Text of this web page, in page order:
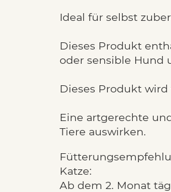
Ideal für selbst
Dieses Produkt
oder sensible Hund
Dieses Produkt
Eine artgerechte
Tiere auswirken.
Katze:
Ab dem 2. Monat